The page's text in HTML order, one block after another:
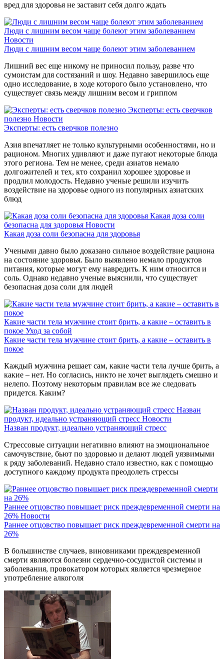
вред для здоровья не заставит себя долго ждать
Люди с лишним весом чаще болеют этим заболеванием
Новости
Люди с лишним весом чаще болеют этим заболеванием
Лишний вес еще никому не приносил пользу, разве что
сумоистам для состязаний и шоу. Недавно завершилось еще
одно исследование, в ходе которого было установлено, что
существует связь между лишним весом и гриппом
Эксперты: есть сверчков
полезно Новости
Эксперты: есть сверчков полезно
Азия впечатляет не только культурными особенностями, но и
рационом. Многих удивляют и даже пугают некоторые блюда
этого региона. Тем не менее, среди азиатов немало
долгожителей и тех, кто сохранил хорошее здоровье и
продлил молодость. Недавно ученые решили изучить
воздействие на здоровье одного из популярных азиатских
блюд
Какая доза соли
безопасна для здоровья Новости
Какая доза соли безопасна для здоровья
Учеными давно было доказано сильное воздействие рациона
на состояние здоровья. Было выявлено немало продуктов
питания, которые могут ему навредить. К ним относится и
соль. Однако недавно ученые выяснили, что существует
безопасная доза соли для людей
Какие части тела мужчине стоит брить, а какие – оставить в
покое Уход за собой
Какие части тела мужчине стоит брить, а какие – оставить в
покое
Каждый мужчина решает сам, какие части тела лучше брить, а
какие – нет. Но согласись, никто не хочет выглядеть смешно и
нелепо. Поэтому некоторым правилам все же следовать
придется. Каким?
Назван
продукт, идеально устраняющий стресс Новости
Назван продукт, идеально устраняющий стресс
Стрессовые ситуации негативно влияют на эмоциональное
самочувствие, бьют по здоровью и делают людей уязвимыми
к ряду заболеваний. Недавно стало известно, как с помощью
доступного каждому продукта преодолеть стрессы
Раннее отцовство повышает риск преждевременной смерти на
26% Новости
Раннее отцовство повышает риск преждевременной смерти на
26%
В большинстве случаев, виновниками преждевременной
смерти являются болезни сердечно-сосудистой системы и
заболевания, провокатором которых является чрезмерное
употребление алкоголя